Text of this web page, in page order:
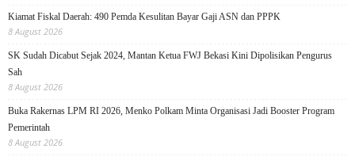
Kiamat Fiskal Daerah: 490 Pemda Kesulitan Bayar Gaji ASN dan PPPK
8 August 2026
SK Sudah Dicabut Sejak 2024, Mantan Ketua FWJ Bekasi Kini Dipolisikan Pengurus
Sah
8 August 2026
Buka Rakernas LPM RI 2026, Menko Polkam Minta Organisasi Jadi Booster Program
Pemerintah
8 August 2026